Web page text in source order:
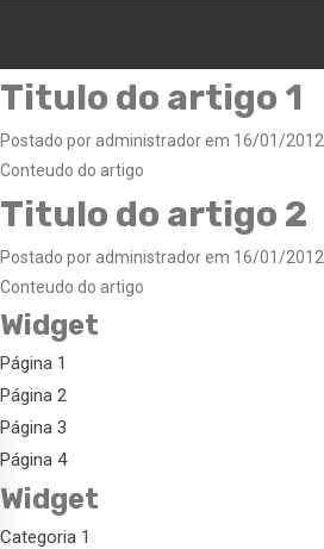
Titulo do artigo 1
Postado por administrador em 16/01/2012
Conteudo do artigo
Titulo do artigo 2
Postado por administrador em 16/01/2012
Conteudo do artigo
Widget
Página 1
Página 2
Página 3
Página 4
Widget
Categoria 1